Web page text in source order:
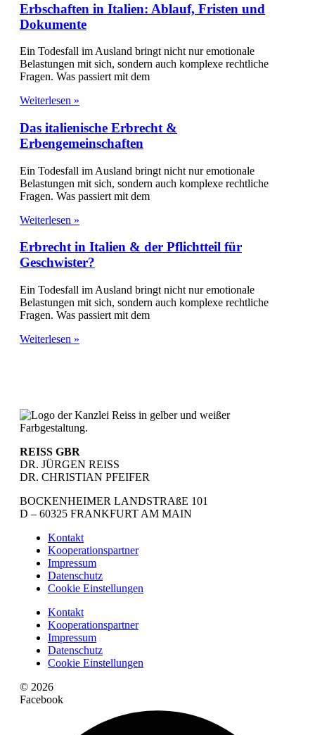
Erbschaften in Italien: Ablauf, Fristen und
Dokumente
Ein Todesfall im Ausland bringt nicht nur emotionale
Belastungen mit sich, sondern auch komplexe rechtliche
Fragen. Was passiert mit dem
Weiterlesen »
Das italienische Erbrecht &
Erbengemeinschaften
Ein Todesfall im Ausland bringt nicht nur emotionale
Belastungen mit sich, sondern auch komplexe rechtliche
Fragen. Was passiert mit dem
Weiterlesen »
Erbrecht in Italien & der Pflichtteil für
Geschwister?
Ein Todesfall im Ausland bringt nicht nur emotionale
Belastungen mit sich, sondern auch komplexe rechtliche
Fragen. Was passiert mit dem
Weiterlesen »
REISS GBR
DR. JÜRGEN REISS
DR. CHRISTIAN PFEIFER
BOCKENHEIMER LANDSTRAßE 101
D – 60325 FRANKFURT AM MAIN
Kontakt
Kooperationspartner
Impressum
Datenschutz
Cookie Einstellungen
Kontakt
Kooperationspartner
Impressum
Datenschutz
Cookie Einstellungen
© 2026
Facebook